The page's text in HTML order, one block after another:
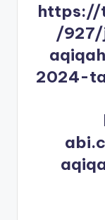
https://
/
2024-